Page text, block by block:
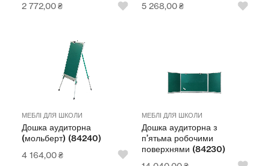
2 772,00₴ 5 268,00₴
МЕБЛІ ДЛЯ ШКОЛИ
Дошка аудиторна
(мольберт) (84240)
4 164,00₴
МЕБЛІ ДЛЯ ШКОЛИ
Дошка аудиторна з
п’ятьма робочими
поверхнями (84230)